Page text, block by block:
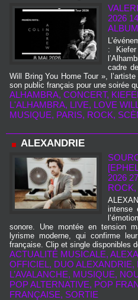
2026
:
cadre
Will Bring You Home Tour »,
son public français pour une soirée
ALHAMBRA, CONCERT,
L'ALHAMBRA, LIVE, LOVE
MUSIQUE, PARIS, ROCK,
ALEXANDRIE
2026
intense
sonore. Une montée en tension
lyrisme moderne, qui confirme
française. Clip et single disponibles
ACTUALITÉ MUSICALE,
OFFICIEL, DUO ALEXANDRIE,
L’AVALANCHE, MUSIQUE,
POP ALTERNATIVE, POP
FRANÇAISE, SORTIE